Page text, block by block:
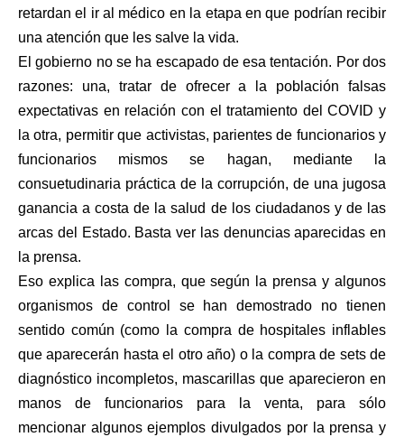
retardan el ir al médico en la etapa en que podrían recibir
una atención que les salve la vida.
El gobierno no se ha escapado de esa tentación. Por dos
razones: una, tratar de ofrecer a la población falsas
expectativas en relación con el tratamiento del COVID y
la otra, permitir que activistas, parientes de funcionarios y
funcionarios mismos se hagan, mediante la
consuetudinaria práctica de la corrupción, de una jugosa
ganancia a costa de la salud de los ciudadanos y de las
arcas del Estado. Basta ver las denuncias aparecidas en
la prensa.
Eso explica las compra, que según la prensa y algunos
organismos de control se han demostrado no tienen
sentido común (como la compra de hospitales inflables
que aparecerán hasta el otro año) o la compra de sets de
diagnóstico incompletos, mascarillas que aparecieron en
manos de funcionarios para la venta, para sólo
mencionar algunos ejemplos divulgados por la prensa y